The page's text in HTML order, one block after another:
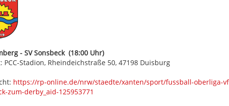
- SV Sonsbeck (18:00 Uhr)
PCC-Stadion, Rheindeichstraße 50, 47198 Duisburg
https://rp-online.de/nrw/staedte/xanten/sport/fussball-oberliga-
zum-derby_aid-125953771